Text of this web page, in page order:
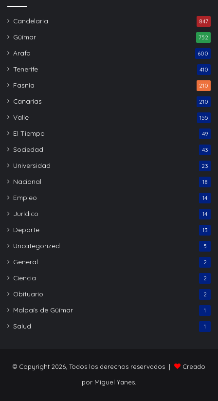
Candelaria 847
Güímar 752
Arafo 600
Tenerife 410
Fasnia 210
Canarias 210
Valle 155
El Tiempo 49
Sociedad 43
Universidad 23
Nacional 18
Empleo 14
Jurídico 14
Deporte 13
Uncategorized 5
General 2
Ciencia 2
Obituario 2
Malpaís de Güímar 1
Salud 1
© Copyright 2026, Todos los derechos reservados |
Creado
por Miguel Yanes.